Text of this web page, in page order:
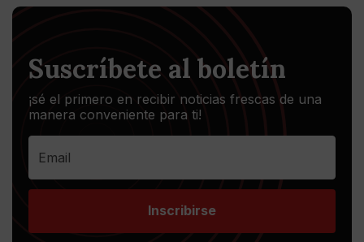
Suscríbete al boletín
¡sé el primero en recibir noticias frescas de una
manera conveniente para ti!
Inscribirse